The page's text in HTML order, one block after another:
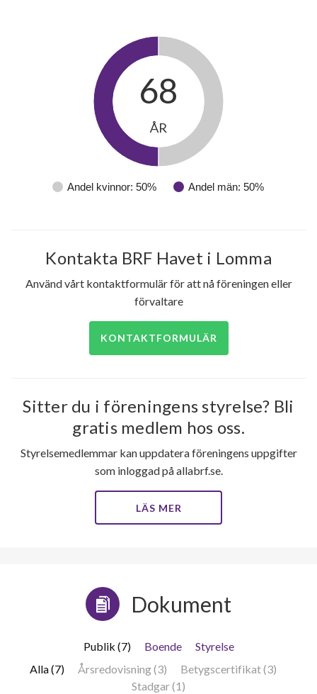
Andel kvinnor: 50% Andel män: 50%
68
ÅR
Kontakta BRF Havet i Lomma
Använd vårt kontaktformulär för att nå föreningen eller
förvaltare
KONTAKTFORMULÄR
Sitter du i föreningens styrelse? Bli
gratis medlem hos oss.
Styrelsemedlemmar kan uppdatera föreningens uppgifter
som inloggad på allabrf.se.
LÄS MER
Dokument
Publik (7) Boende
Styrelse
Alla (7)
Årsredovisning (3)
Betygscertifikat (3)
Stadgar (1)